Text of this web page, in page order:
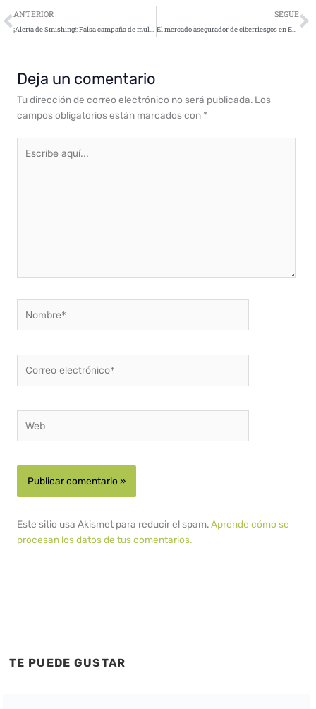
Ant
ANTERIOR
¡Alerta de Smishing!: Falsa campaña de multas de tráfico de la DGT
SEGUE
El mercado asegurador de ciberriesgos en España experimenta una crecimiento en 2023
Deja un comentario
Tu dirección de correo electrónico no será publicada. Los
campos obligatorios están marcados con *
aquí...
electrónico*
Este sitio usa Akismet para reducir el spam.Aprende cómo se
procesan los datos de tus comentarios.
TE PUEDE GUSTAR